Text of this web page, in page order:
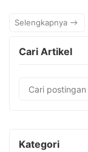
Selengkapnya
Cari Artikel
Kategori